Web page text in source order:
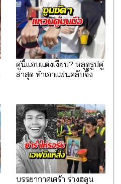
คู่นี้แอบแต่งเงียบ? หลุดรูปคู่
ล่าสุด ทำเอาแฟนคลับจึ้ง
บรรยากาศเศร้า ร่างฮลุน